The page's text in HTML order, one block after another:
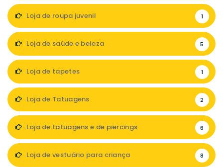
Loja de roupa juvenil 1
Loja de saúde e beleza 5
Loja de tapetes 1
Loja de Tatuagens 2
Loja de tatuagens e de piercings 6
Loja de vestuário para criança 8